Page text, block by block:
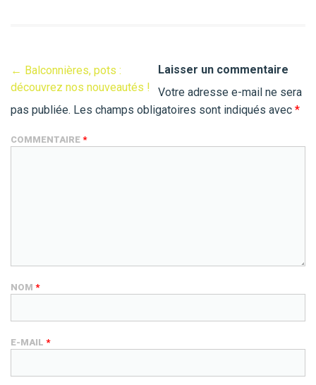
← Balconnières, pots :
découvrez nos nouveautés !
Laisser un commentaire
Votre adresse e-mail ne sera
pas publiée. Les champs obligatoires sont indiqués avec *
COMMENTAIRE *
NOM *
E-MAIL *